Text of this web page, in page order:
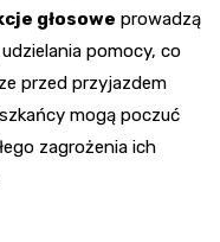
głosowe prowadzą
pomocy, co
przed przyjazdem
mogą poczuć
zagrożenia ich